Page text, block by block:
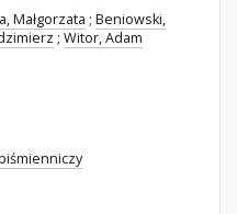
Małgorzata ; Beniowski,
; Witor, Adam